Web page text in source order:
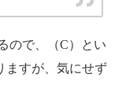
ので、（C）とい
ますが、気にせず